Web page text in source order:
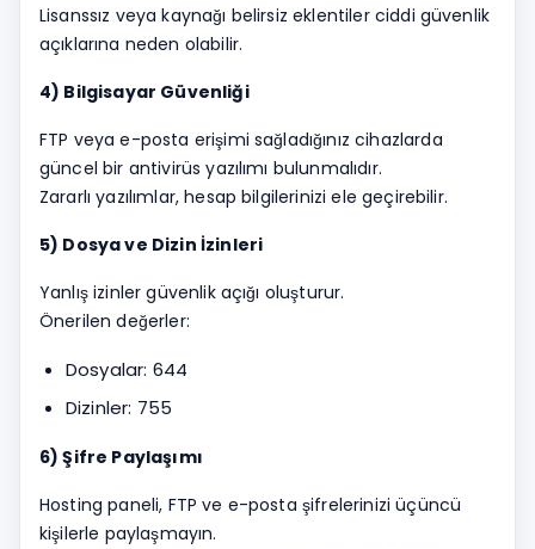
Lisanssız veya kaynağı belirsiz eklentiler ciddi güvenlik
açıklarına neden olabilir.
4) Bilgisayar Güvenliği
FTP veya e-posta erişimi sağladığınız cihazlarda
güncel bir antivirüs yazılımı bulunmalıdır.
Zararlı yazılımlar, hesap bilgilerinizi ele geçirebilir.
5) Dosya ve Dizin İzinleri
Yanlış izinler güvenlik açığı oluşturur.
Önerilen değerler:
Dosyalar: 644
Dizinler: 755
6) Şifre Paylaşımı
Hosting paneli, FTP ve e-posta şifrelerinizi üçüncü
kişilerle paylaşmayın.